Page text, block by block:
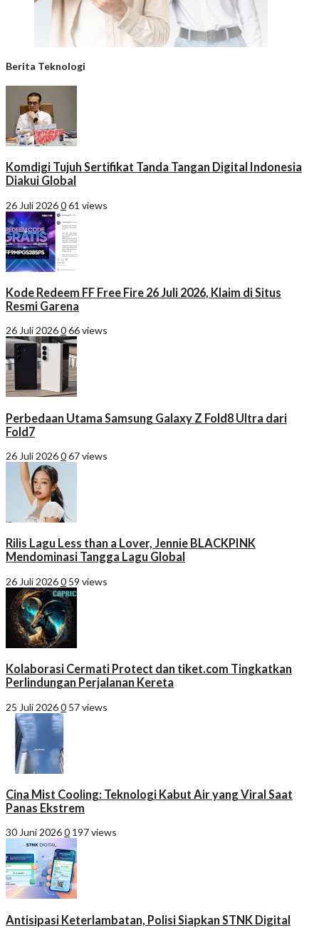
Berita Teknologi
Komdigi Tujuh Sertifikat Tanda Tangan Digital Indonesia
Diakui Global
26 Juli 2026061 views
Kode Redeem FF Free Fire 26 Juli 2026, Klaim di Situs
Resmi Garena
26 Juli 2026066 views
Perbedaan Utama Samsung Galaxy Z Fold8 Ultra dari
Fold7
26 Juli 2026067 views
Rilis Lagu Less than a Lover, Jennie BLACKPINK
Mendominasi Tangga Lagu Global
26 Juli 20260 59 views
Kolaborasi Cermati Protect dan tiket.com Tingkatkan
Perlindungan Perjalanan Kereta
25 Juli 20260 57 views
Cina Mist Cooling: Teknologi Kabut Air yang Viral Saat
Panas Ekstrem
30 Juni 20260 197 views
Antisipasi Keterlambatan, Polisi Siapkan STNK Digital